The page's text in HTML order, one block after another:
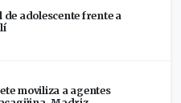
adolescente frente a
moviliza a agentes